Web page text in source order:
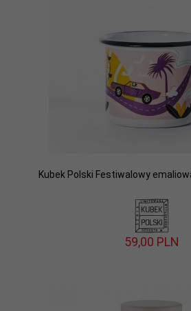
Kubek Polski Festiwalowy
59,00 PLN